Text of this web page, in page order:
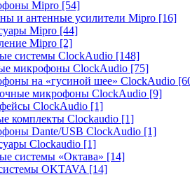
Mipro [54]
и антенные усилители Mipro [16]
Mipro [44]
Mipro [2]
системы ClockAudio [148]
микрофоны ClockAudio [75]
на «гусиной шее» ClockAudio
микрофоны ClockAudio [9]
ClockAudio [1]
комплекты Clockaudio [1]
Dante/USB ClockAudio [1]
Clockaudio [1]
системы «Октава» [14]
OKTAVA [14]